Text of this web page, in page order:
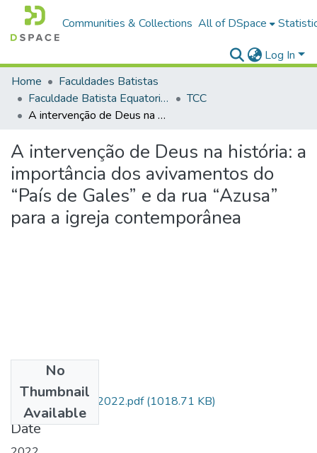
Communities & Collections All of DSpace
Log In
Home
Faculdades Batistas
Faculdade Batista Equatorial (FABAE)
TCC
A intervenção de Deus na história: a importância dos avivamentos do “País de Gales” e da rua “Azusa” para a igreja contemporânea
A intervenção de Deus na história: a
importância dos avivamentos do
“País de Gales” e da rua “Azusa”
para a igreja contemporânea
No
Thumbnail
Available
tcc_wldailci_dias_2022.pdf(1018.71 KB)
Date